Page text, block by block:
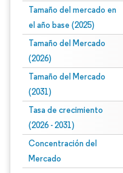
Tamaño del mercado en
el año base (2025)
Tamaño del Mercado
(2026)
Tamaño del Mercado
(2031)
Tasa de crecimiento
(2026 - 2031)
Concentración del
Mercado